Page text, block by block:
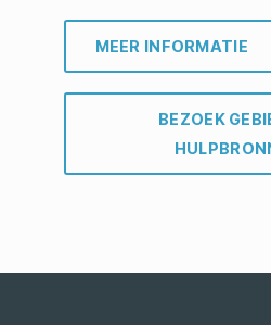
MEER INFORMATIE
BEZOEK